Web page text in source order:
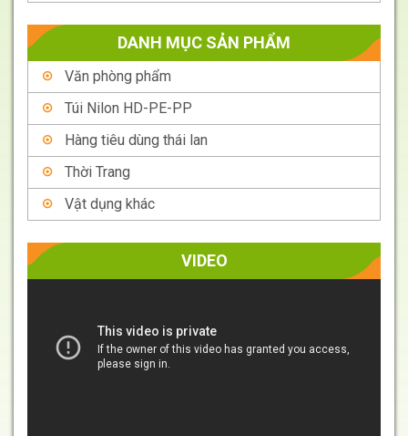
DANH MỤC SẢN PHẨM
Văn phòng phẩm
Túi Nilon HD-PE-PP
Hàng tiêu dùng thái lan
Thời Trang
Vật dụng khác
VIDEO